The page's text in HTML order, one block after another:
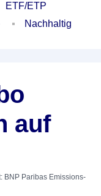
ETF/ETP
Nachhaltig
auf
BNP Paribas Emissions-